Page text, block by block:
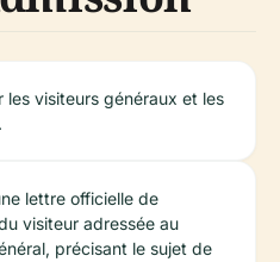
les visiteurs généraux et les
lettre officielle de
visiteur adressée au
précisant le sujet de